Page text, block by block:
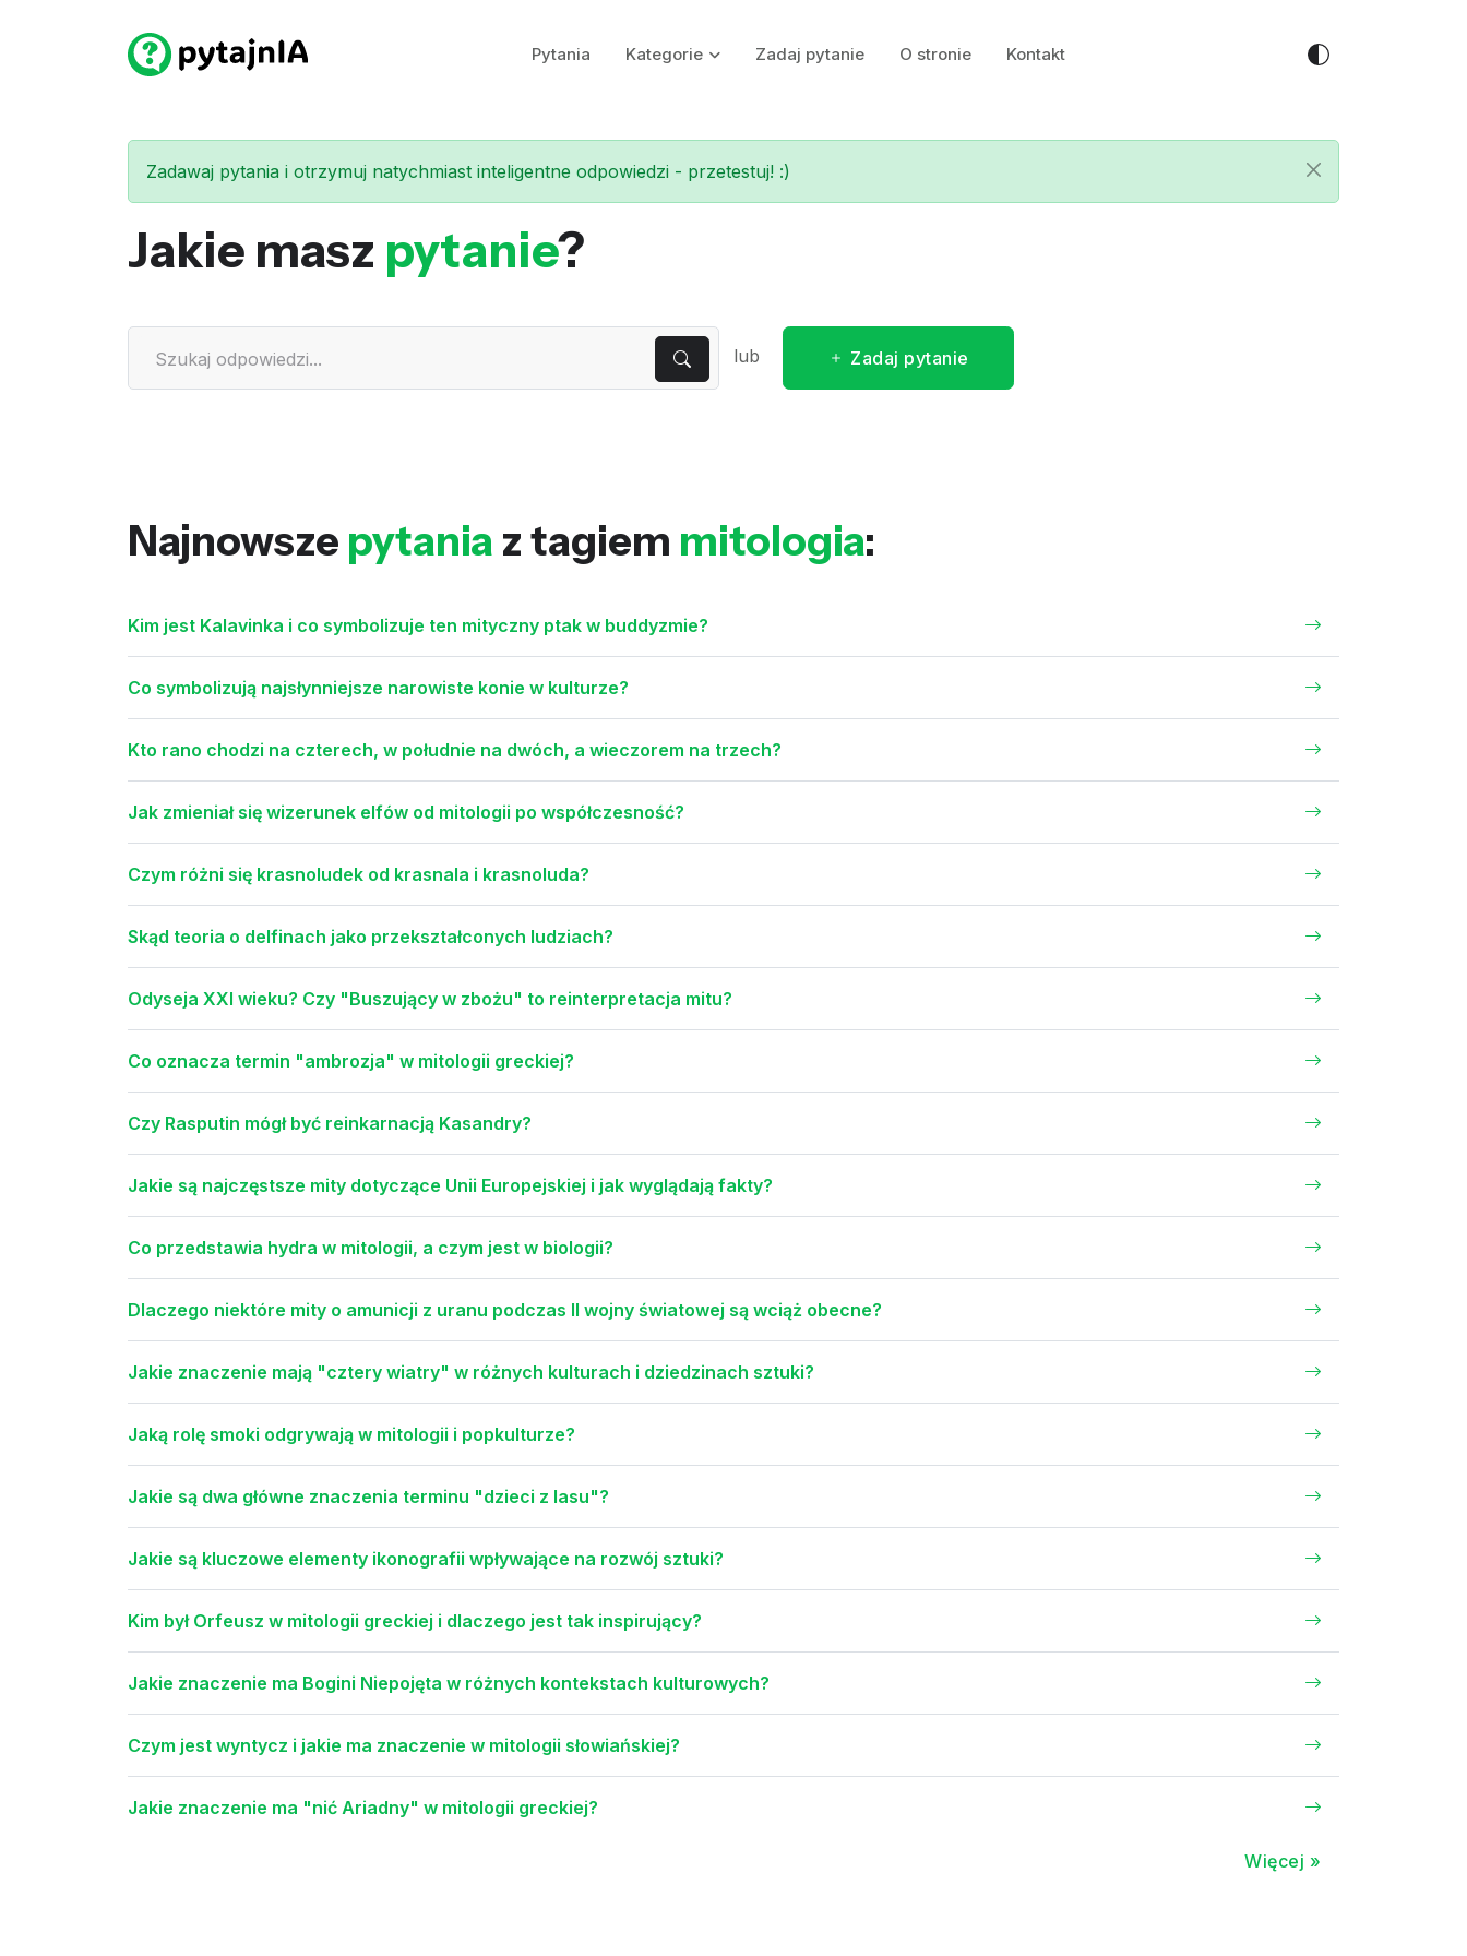
Pytania Kategorie Zadaj pytanie O stronie Kontakt
Zadawaj pytania i otrzymuj natychmiast inteligentne odpowiedzi - przetestuj! :)
Jakie masz pytanie?
lub Zadaj pytanie
Najnowsze pytania z tagiem mitologia:
Kim jest Kalavinka i co symbolizuje ten mityczny ptak w buddyzmie?
Co symbolizują najsłynniejsze narowiste konie w kulturze?
Kto rano chodzi na czterech, w południe na dwóch, a wieczorem na trzech?
Jak zmieniał się wizerunek elfów od mitologii po współczesność?
Czym różni się krasnoludek od krasnala i krasnoluda?
Skąd teoria o delfinach jako przekształconych ludziach?
Odyseja XXI wieku? Czy "Buszujący w zbożu" to reinterpretacja mitu?
Co oznacza termin "ambrozja" w mitologii greckiej?
Czy Rasputin mógł być reinkarnacją Kasandry?
Jakie są najczęstsze mity dotyczące Unii Europejskiej i jak wyglądają fakty?
Co przedstawia hydra w mitologii, a czym jest w biologii?
Dlaczego niektóre mity o amunicji z uranu podczas II wojny światowej są wciąż obecne?
Jakie znaczenie mają "cztery wiatry" w różnych kulturach i dziedzinach sztuki?
Jaką rolę smoki odgrywają w mitologii i popkulturze?
Jakie są dwa główne znaczenia terminu "dzieci z lasu"?
Jakie są kluczowe elementy ikonografii wpływające na rozwój sztuki?
Kim był Orfeusz w mitologii greckiej i dlaczego jest tak inspirujący?
Jakie znaczenie ma Bogini Niepojęta w różnych kontekstach kulturowych?
Czym jest wyntycz i jakie ma znaczenie w mitologii słowiańskiej?
Jakie znaczenie ma "nić Ariadny" w mitologii greckiej?
Więcej »